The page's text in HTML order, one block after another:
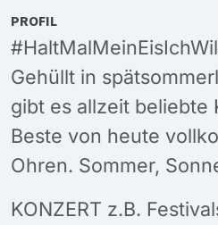
PROFIL
Gehüllt in
gibt es allzeit beliebte
Beste von heute
Ohren. Sommer,
KONZERT z.B.